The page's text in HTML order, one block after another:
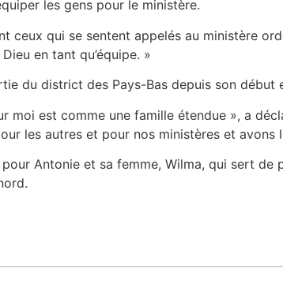
les gens pour le ministère.
ceux qui se sentent appelés au ministère
en tant qu’équipe. »
du district des Pays-Bas depuis son début
moi est comme une famille étendue », a
les autres et pour nos ministères et avons
Antonie et sa femme, Wilma, qui sert de